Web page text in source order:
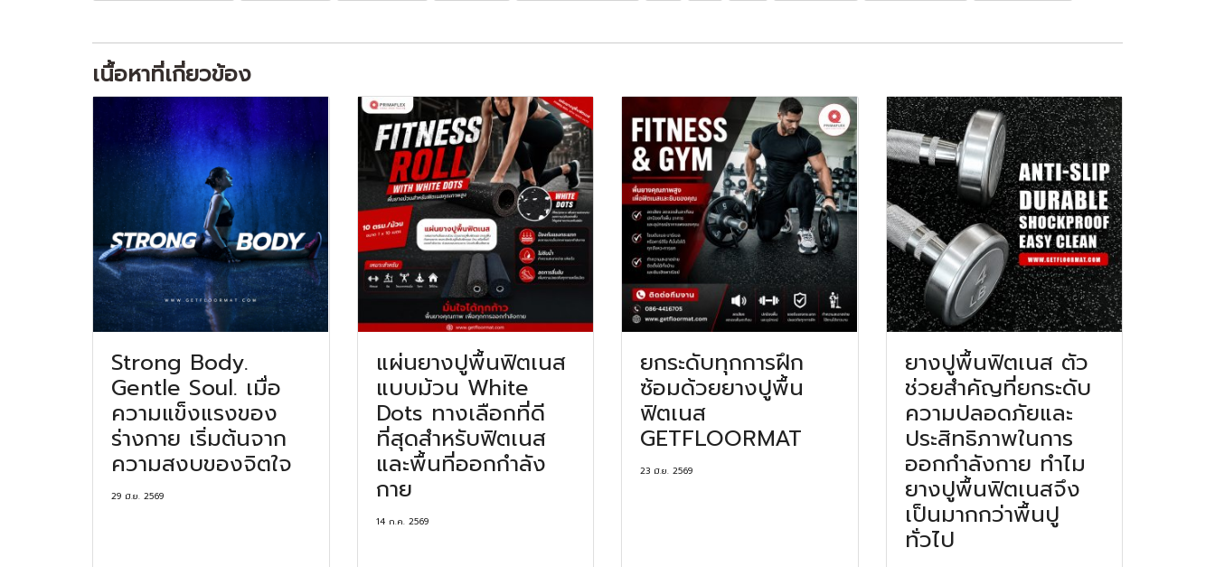
เนื้อหาที่เกี่ยวข้อง
Strong Body.
Gentle Soul. เมื่อ
ความแข็งแรงของ
ร่างกาย เริ่มต้นจาก
ความสงบของจิตใจ
29 มิ.ย. 2569
แผ่นยางปูพื้นฟิตเนส
แบบม้วน White
Dots ทางเลือกที่ดี
ที่สุดสำหรับฟิตเนส
และพื้นที่ออกกำลัง
กาย
14 ก.ค. 2569
ยกระดับทุกการฝึก
ซ้อมด้วยยางปูพื้น
ฟิตเนส
GETFLOORMAT
23 มิ.ย. 2569
ยางปูพื้นฟิตเนส ตัว
ช่วยสำคัญที่ยกระดับ
ความปลอดภัยและ
ประสิทธิภาพในการ
ออกกำลังกาย ทำไม
ยางปูพื้นฟิตเนสจึง
เป็นมากกว่าพื้นปู
ทั่วไป